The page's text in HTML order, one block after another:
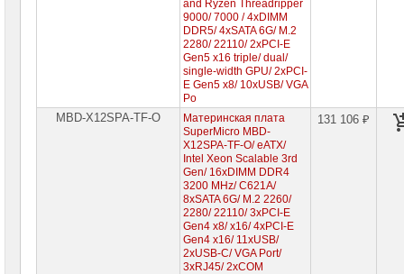
and Ryzen Threadripper
9000/ 7000 / 4xDIMM
DDR5/ 4xSATA 6G/ M.2
2280/ 22110/ 2xPCI-E
Gen5 x16 triple/ dual/
single-width GPU/ 2xPCI-
E Gen5 x8/ 10xUSB/ VGA
Po
MBD-X12SPA-TF-O
Материнская плата
SuperMicro MBD-
X12SPA-TF-O/ eATX/
Intel Xeon Scalable 3rd
Gen/ 16xDIMM DDR4
3200 MHz/ C621A/
8xSATA 6G/ M.2 2260/
2280/ 22110/ 3xPCI-E
Gen4 x8/ x16/ 4xPCI-E
Gen4 x16/ 11xUSB/
2xUSB-C/ VGA Port/
3xRJ45/ 2xCOM
131 106 ₽